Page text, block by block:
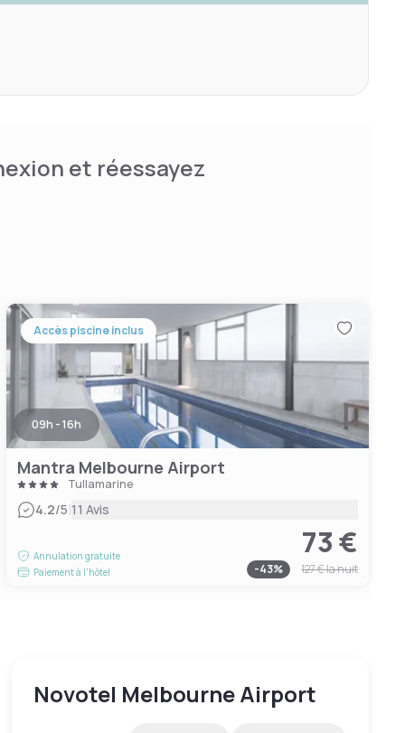
et réessayez
Accès piscine inclus
09h - 16h
Mantra Melbourne Airport
Tullamarine
4.2/5|11 Avis
Annulation gratuite
Paiement à l'hôtel
73 €
-43% 127 €la nuit
Novotel Melbourne Airport